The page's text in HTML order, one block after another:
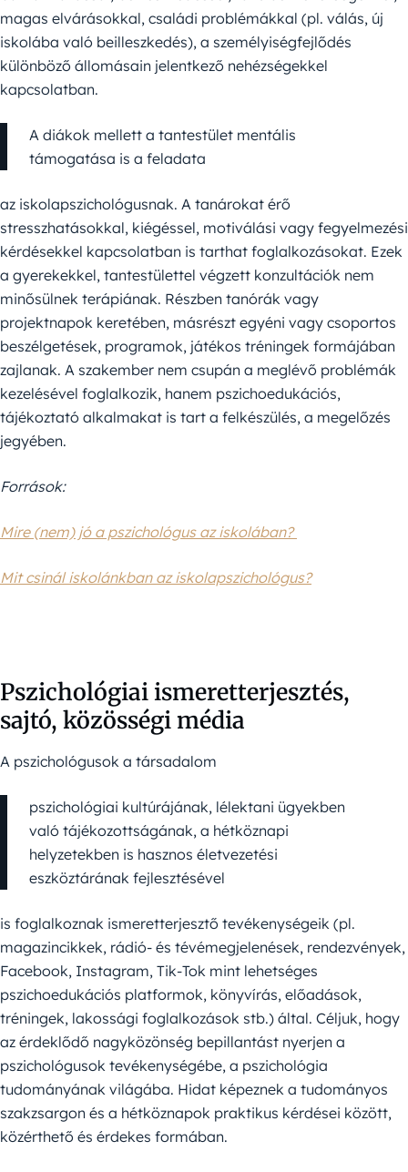
magas elvárásokkal, családi problémákkal (pl. válás, új
iskolába való beilleszkedés), a személyiségfejlődés
különböző állomásain jelentkező nehézségekkel
kapcsolatban.
A diákok mellett a tantestület mentális
támogatása is a feladata
az iskolapszichológusnak. A tanárokat érő
stresszhatásokkal, kiégéssel, motiválási vagy fegyelmezési
kérdésekkel kapcsolatban is tarthat foglalkozásokat. Ezek
a gyerekekkel, tantestülettel végzett konzultációk nem
minősülnek terápiának. Részben tanórák vagy
projektnapok keretében, másrészt egyéni vagy csoportos
beszélgetések, programok, játékos tréningek formájában
zajlanak. A szakember nem csupán a meglévő problémák
kezelésével foglalkozik, hanem pszichoedukációs,
tájékoztató alkalmakat is tart a felkészülés, a megelőzés
jegyében.
Források:
Mire (nem) jó a pszichológus az iskolában?
Mit csinál iskolánkban az iskolapszichológus?
Pszichológiai ismeretterjesztés,
sajtó, közösségi média
A pszichológusok a társadalom
pszichológiai kultúrájának, lélektani ügyekben
való tájékozottságának, a hétköznapi
helyzetekben is hasznos életvezetési
eszköztárának fejlesztésével
is foglalkoznak ismeretterjesztő tevékenységeik (pl.
magazincikkek, rádió- és tévémegjelenések, rendezvények,
Facebook, Instagram, Tik-Tok mint lehetséges
pszichoedukációs platformok, könyvírás, előadások,
tréningek, lakossági foglalkozások stb.) által. Céljuk, hogy
az érdeklődő nagyközönség bepillantást nyerjen a
pszichológusok tevékenységébe, a pszichológia
tudományának világába. Hidat képeznek a tudományos
szakzsargon és a hétköznapok praktikus kérdései között,
közérthető és érdekes formában.